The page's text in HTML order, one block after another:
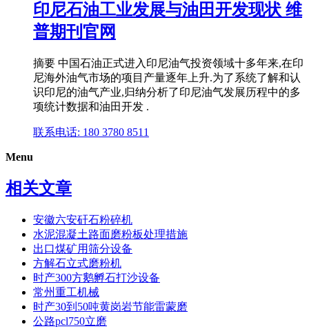
印尼石油工业发展与油田开发现状 维
普期刊官网
摘要 中国石油正式进入印尼油气投资领域十多年来,在印
尼海外油气市场的项目产量逐年上升.为了系统了解和认
识印尼的油气产业,归纳分析了印尼油气发展历程中的多
项统计数据和油田开发 .
联系电话: 180 3780 8511
Menu
相关文章
安徽六安矸石粉碎机
水泥混凝土路面磨粉板处理措施
出口煤矿用筛分设备
方解石立式磨粉机
时产300方鹅孵石打沙设备
常州重工机械
时产30到50吨黄岗岩节能雷蒙磨
公路pcl750立磨